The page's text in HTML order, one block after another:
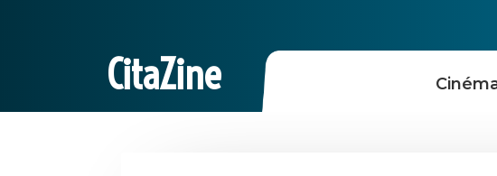
CitaZine